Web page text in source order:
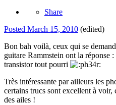
Share
Posted March 15, 2010 (edited)
Bon bah voilà, ceux qui se
guitare Rammstein ont la réponse
transistor tout pourri
Très intéressante par ailleurs les
certains trucs sont excellent à
des ailes !